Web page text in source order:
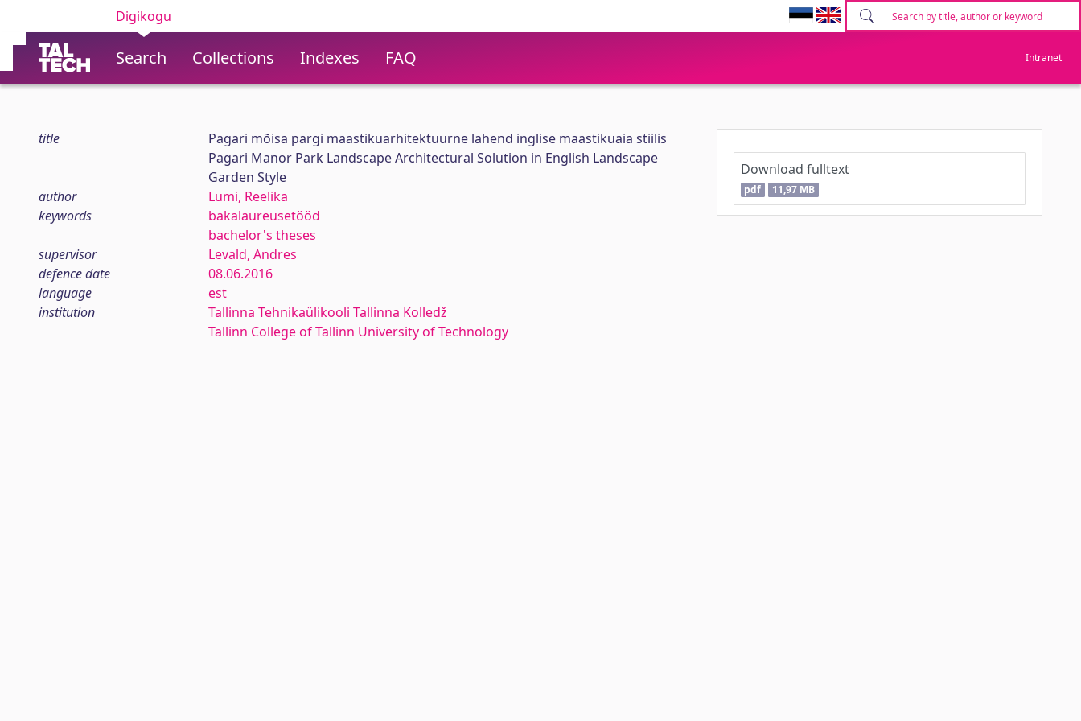
Digikogu
Search Collections Indexes FAQ Intranet
title
Pagari mõisa pargi maastikuarhitektuurne lahend inglise maastikuaia stiilis
Pagari Manor Park Landscape Architectural Solution in English Landscape
Garden Style
author
Lumi, Reelika
keywords
bakalaureusetööd
bachelor's theses
supervisor
Levald, Andres
defence date
08.06.2016
language
est
institution
Tallinna Tehnikaülikooli Tallinna Kolledž
Tallinn College of Tallinn University of Technology
Download fulltext
pdf 11,97 MB